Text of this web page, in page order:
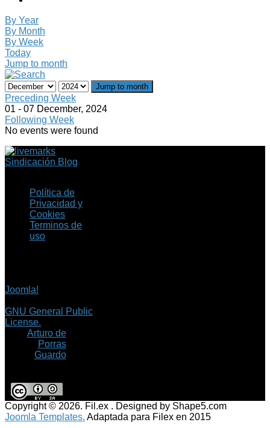
By Year
By Month
By Week
Today
Jump to month
Jump to month
Preceding Week
01 - 07 December, 2024
Following Week
No events were found
Sindicación Blog
Política de
Privacidad y
Cookies
Terminos de
uso
Joomla!
GNU General Public
License.
Arturo de
Porras
Guardo
Copyright © 2026. Fil.ex . Designed by Shape5.com
Joomla Templates. Adaptada para Filex en 2015